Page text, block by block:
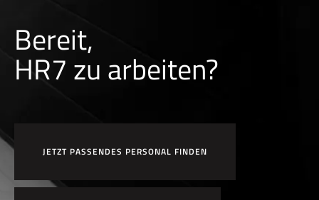
Bereit,
HR7 zu arbeiten?
JETZT PASSENDES PERSONAL FINDEN